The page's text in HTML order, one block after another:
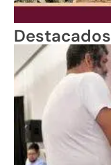
Destacados